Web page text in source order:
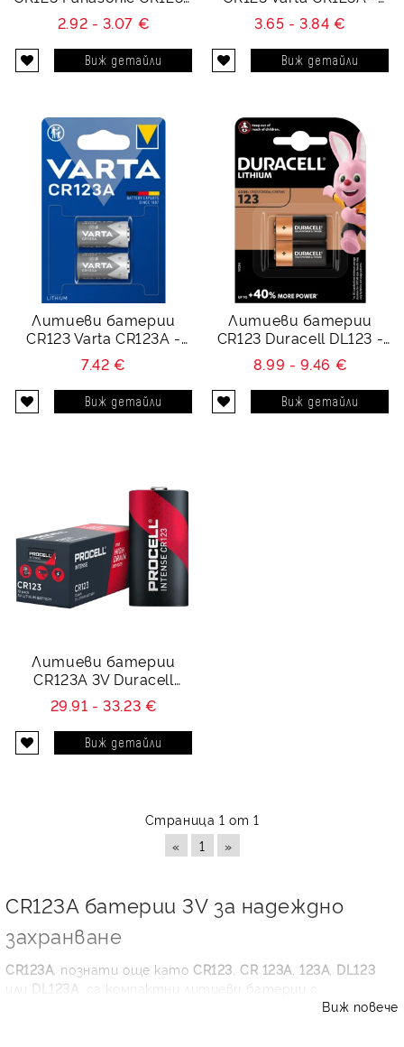
- 3V
2.92 - 3.07 €
Виж детайли
DL123A - 3V
3.65 - 3.84 €
Виж детайли
Литиеви батерии
CR123 Varta CR123A -
DL123A - 3V
7.42 €
Виж детайли
Литиеви батерии
CR123 Duracell DL123 -
CR123 - 3V
8.99 - 9.46 €
Виж детайли
Литиеви батерии
CR123A 3V Duracell
Procell Intense 10B
29.91 - 33.23 €
Виж детайли
Страница 1 от 1
«
1 »
CR123A батерии 3V за надеждно
захранване
CR123A , познати още катоCR123 CR 123A 123A DL123
или DL123A
, са компактни литиеви батерии с
напрежение 3V. Те се използват в устройства, приВиж повече